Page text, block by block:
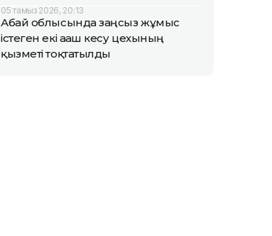
05 тамыз 2026, 20:13
Абай облысында заңсыз жұмыс
істеген екі ағаш кесу цехының
қызметі тоқтатылды